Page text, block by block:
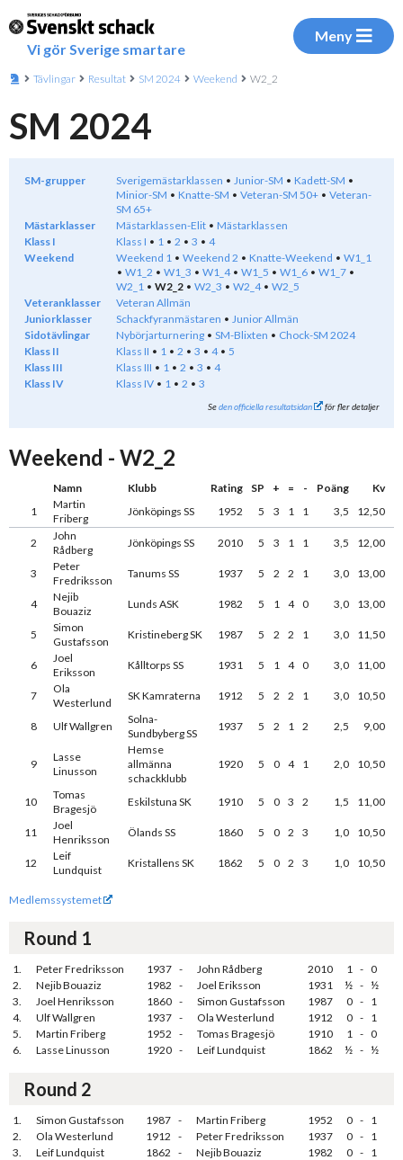
Vi gör Sverige smartare
Meny
Tävlingar Resultat SM 2024 Weekend W2_2
SM 2024
SM-grupper Sverigemästarklassen Junior-SM
Kadett-SM
Minior-SM
Knatte-SM Veteran-SM 50+
Veteran-
SM 65+
Mästarklasser
Mästarklassen-Elit
Mästarklassen
Klass I
Klass I 1 2 3
4
Weekend
Weekend 1 Weekend 2 Knatte-Weekend
W1_1
W1_2
W1_3 W1_4 W1_5 W1_6
W1_7
W2_1
W2_2 W2_3 W2_4
W2_5
Veteranklasser
Veteran Allmän
Juniorklasser
Schackfyranmästaren
Junior Allmän
Sidotävlingar
Nybörjarturnering SM-Blixten
Chock-SM 2024
Klass II
Klass II 1 2 3 4
5
Klass III
Klass III 1 2 3
4
Klass IV
Klass IV 1 2 3
Seden officiella resultatsidan för fler detaljer
Weekend - W2_2
Namn Klubb Rating SP + = - Poäng
Kv
1
Martin
Friberg
Jönköpings SS 1952 5 3 1 1 3,5 12,50
2
John
Rådberg
Jönköpings SS 2010 5 3 1 1 3,5 12,00
3
Peter
Fredriksson
Tanums SS 1937 5 2 2 1 3,0 13,00
4
Nejib
Bouaziz
Lunds ASK 1982 5 1 4 0 3,0 13,00
5
Simon
Gustafsson
Kristineberg SK 1987 5 2 2 1 3,0 11,50
6
Joel
Eriksson
Kålltorps SS 1931 5 1 4 0 3,0 11,00
7
Ola
Westerlund
SK Kamraterna 1912 5 2 2 1 3,0 10,50
8 Ulf Wallgren
Solna-
Sundbyberg SS
1937 5 2 1 2 2,5 9,00
9
Lasse
Linusson
Hemse
allmänna
schackklubb
1920 5 0 4 1 2,0 10,50
10
Tomas
Bragesjö
Eskilstuna SK 1910 5 0 3 2 1,5 11,00
11
Joel
Henriksson
Ölands SS 1860 5 0 2 3 1,0 10,50
12
Leif
Lundquist
Kristallens SK 1862 5 0 2 3 1,0 10,50
Medlemssystemet
Round 1
1. Peter Fredriksson 1937 - John Rådberg 2010 1 - 0
2.
Nejib Bouaziz 1982 - Joel Eriksson 1931 ½ - ½
3.
Joel Henriksson 1860 - Simon Gustafsson 1987 0 - 1
4.
Ulf Wallgren 1937 - Ola Westerlund 1912 0 - 1
5.
Martin Friberg 1952 - Tomas Bragesjö 1910 1 - 0
6.
Lasse Linusson 1920 - Leif Lundquist 1862 ½ - ½
Round 2
1. Simon Gustafsson 1987 - Martin Friberg 1952 0 - 1
2.
Ola Westerlund 1912 - Peter Fredriksson 1937 0 - 1
3.
Leif Lundquist 1862 - Nejib Bouaziz 1982 0 - 1